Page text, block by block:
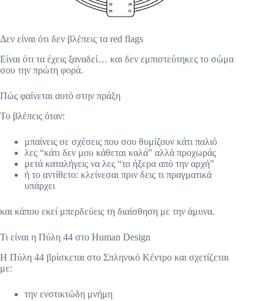
Δεν είναι ότι δεν βλέπεις τα red flags
Είναι ότι τα έχεις ξαναδεί… και δεν εμπιστεύτηκες το σώμα
σου την πρώτη φορά.
Πώς φαίνεται αυτό στην πράξη
Το βλέπεις όταν:
μπαίνεις σε σχέσεις που σου θυμίζουν κάτι παλιό
λες “κάτι δεν μου κάθεται καλά” αλλά προχωράς
μετά καταλήγεις να λες “το ήξερα από την αρχή”
ή το αντίθετο: κλείνεσαι πριν δεις τι πραγματικά
υπάρχει
και κάπου εκεί μπερδεύεις τη διαίσθηση με την άμυνα.
Τι είναι η Πύλη 44 στο Human Design
Η Πύλη 44 βρίσκεται στο Σπληνικό Κέντρο και σχετίζεται
με:
την ενστικτώδη μνήμη